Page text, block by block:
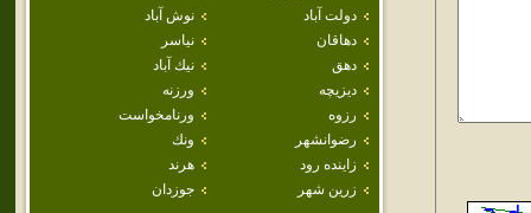
دولت آباد
نوش آباد
دهاقان
نياسر
دهق
نيك آباد
ديزيچه
ورزنه
رزوه
ورنامخواست
رضوانشهر
ونك
زاينده رود
هرند
زرين شهر
جوزدان